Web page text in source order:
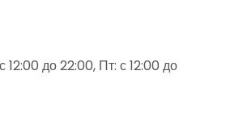
до 22:00, Пт: с 12:00 до